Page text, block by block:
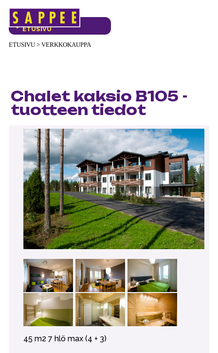
Päävalikko
ETUSIVU> VERKKOKAUPPA
VERKKOKAUPAN
ETUSIVU
Chalet kaksio B105 -
tuotteen tiedot
45 m2 7 hlö max (4 + 3)